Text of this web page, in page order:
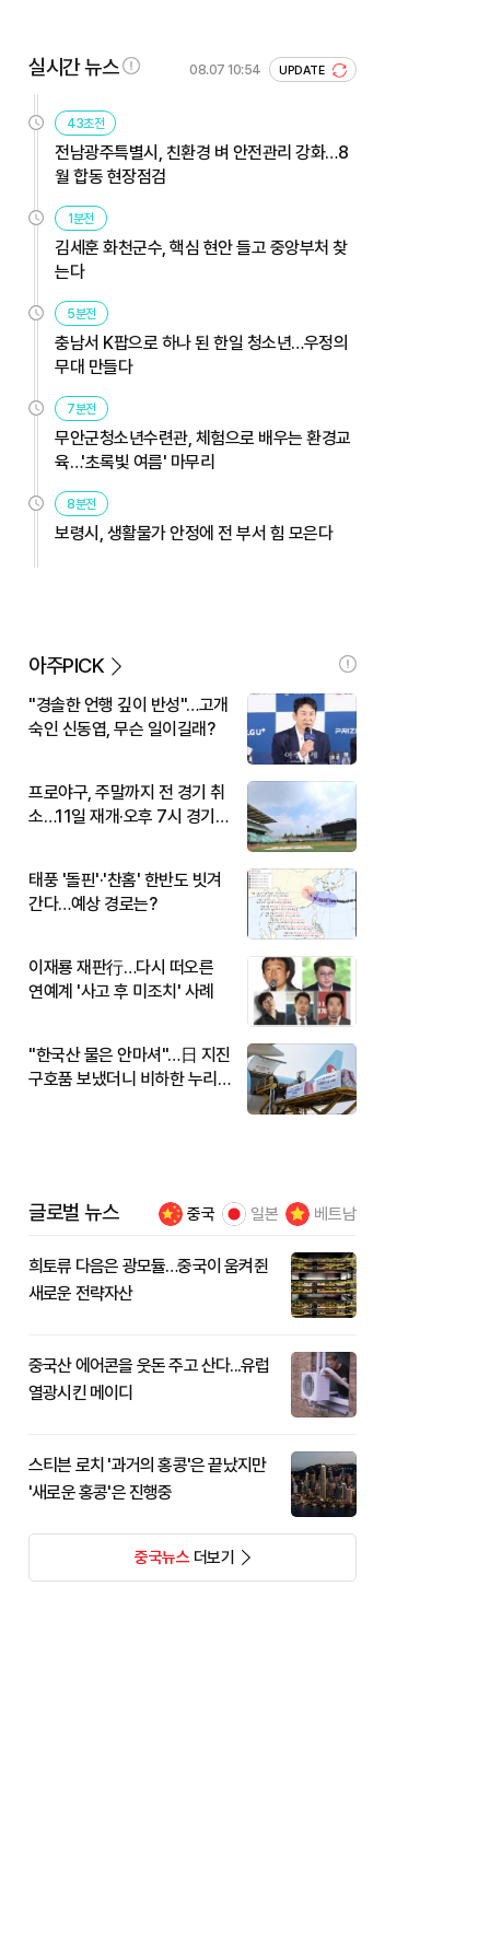
실시간 뉴스 08.07 10:54 UPDATE
43초전
전남광주특별시, 친환경 벼 안전관리 강화…8
월 합동 현장점검
1분전
김세훈 화천군수, 핵심 현안 들고 중앙부처 찾
는다
5분전
충남서 K팝으로 하나 된 한일 청소년…우정의
무대 만들다
7분전
무안군청소년수련관, 체험으로 배우는 환경교
육…'초록빛 여름' 마무리
8분전
보령시, 생활물가 안정에 전 부서 힘 모은다
아주PICK
"경솔한 언행 깊이 반성"…고개
숙인 신동엽, 무슨 일이길래?
프로야구, 주말까지 전 경기 취
소…11일 재개·오후 7시 경기
태풍 '돌핀'·'찬홈' 한반도 빗겨
간다…예상 경로는?
이재룡 재판行…다시 떠오른
연예계 '사고 후 미조치' 사례
"한국산 물은 안마셔"…日 지진
구호품 보냈더니 비하한 누리
글로벌 뉴스 중국 일본 베트남
희토류 다음은 광모듈…중국이 움켜쥔
새로운 전략자산
중국산 에어콘을 웃돈 주고 산다...유럽
열광시킨 메이디
스티븐 로치 '과거의 홍콩'은 끝났지만
'새로운 홍콩'은 진행중
중국뉴스더보기